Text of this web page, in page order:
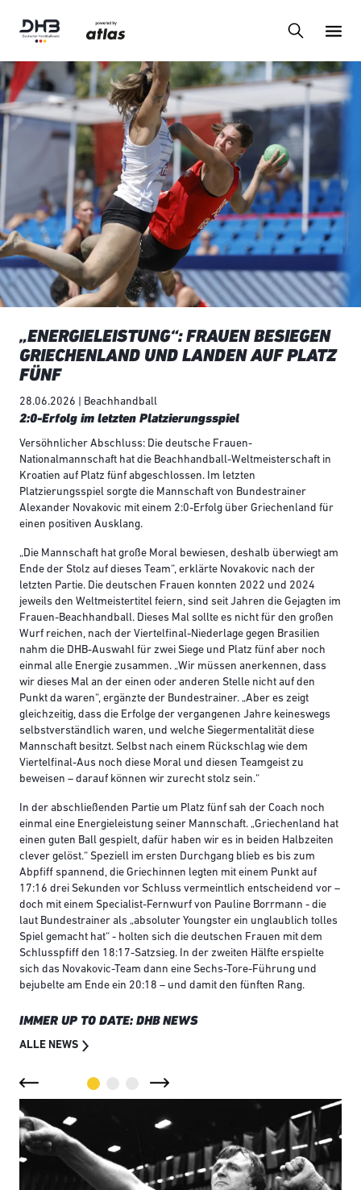
„ENERGIELEISTUNG“: FRAUEN BESIEGEN
GRIECHENLAND UND LANDEN AUF PLATZ
FÜNF
28.06.2026 | Beachhandball
2:0-Erfolg im letzten Platzierungsspiel
Versöhnlicher Abschluss: Die deutsche Frauen-
Nationalmannschaft hat die Beachhandball-Weltmeisterschaft in
Kroatien auf Platz fünf abgeschlossen. Im letzten
Platzierungsspiel sorgte die Mannschaft von Bundestrainer
Alexander Novakovic mit einem 2:0-Erfolg über Griechenland für
einen positiven Ausklang.
„Die Mannschaft hat große Moral bewiesen, deshalb überwiegt am
Ende der Stolz auf dieses Team“, erklärte Novakovic nach der
letzten Partie. Die deutschen Frauen konnten 2022 und 2024
jeweils den Weltmeistertitel feiern, sind seit Jahren die Gejagten im
Frauen-Beachhandball. Dieses Mal sollte es nicht für den großen
Wurf reichen, nach der Viertelfinal-Niederlage gegen Brasilien
nahm die DHB-Auswahl für zwei Siege und Platz fünf aber noch
einmal alle Energie zusammen. „Wir müssen anerkennen, dass
wir dieses Mal an der einen oder anderen Stelle nicht auf den
Punkt da waren“, ergänzte der Bundestrainer. „Aber es zeigt
gleichzeitig, dass die Erfolge der vergangenen Jahre keineswegs
selbstverständlich waren, und welche Siegermentalität diese
Mannschaft besitzt. Selbst nach einem Rückschlag wie dem
Viertelfinal-Aus noch diese Moral und diesen Teamgeist zu
beweisen – darauf können wir zurecht stolz sein.“
In der abschließenden Partie um Platz fünf sah der Coach noch
einmal eine Energieleistung seiner Mannschaft. „Griechenland hat
einen guten Ball gespielt, dafür haben wir es in beiden Halbzeiten
clever gelöst.“ Speziell im ersten Durchgang blieb es bis zum
Abpfiff spannend, die Griechinnen legten mit einem Punkt auf
17:16 drei Sekunden vor Schluss vermeintlich entscheidend vor –
doch mit einem Specialist-Fernwurf von Pauline Borrmann - die
laut Bundestrainer als „absoluter Youngster ein unglaublich tolles
Spiel gemacht hat“ - holten sich die deutschen Frauen mit dem
Schlusspfiff den 18:17-Satzsieg. In der zweiten Hälfte erspielte
sich das Novakovic-Team dann eine Sechs-Tore-Führung und
bejubelte am Ende ein 20:18 – und damit den fünften Rang.
IMMER UP TO DATE: DHB NEWS
ALLE NEWS